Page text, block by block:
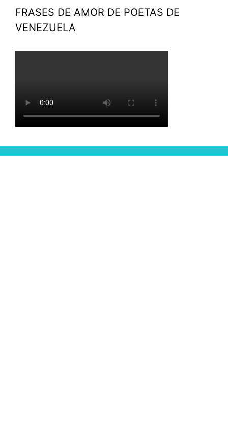
FRASES DE AMOR DE POETAS DE
VENEZUELA